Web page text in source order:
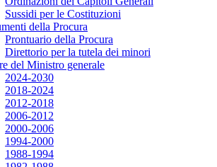
Sussidi per le Costituzioni
della Procura
Prontuario della Procura
Direttorio per la tutela dei minori
del Ministro generale
2024-2030
2018-2024
2012-2018
2006-2012
2000-2006
1994-2000
1988-1994